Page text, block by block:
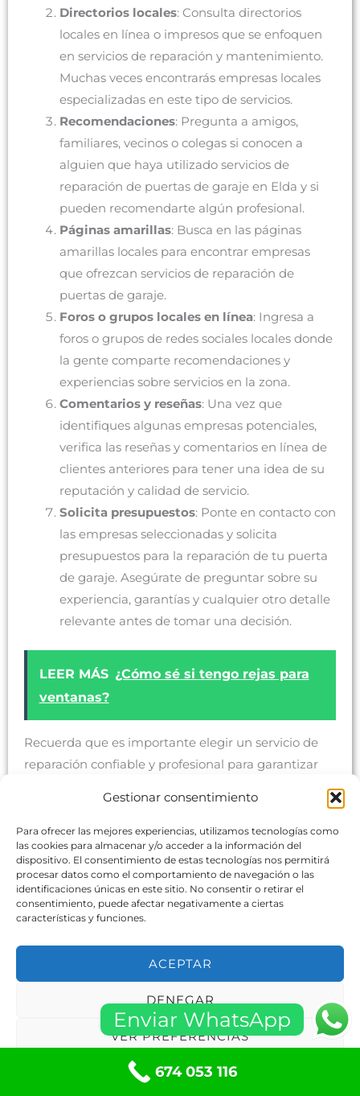
Gestionar consentimiento
Para ofrecer las mejores experiencias, utilizamos tecnologías como
las cookies para almacenar y/o acceder a la información del
dispositivo. El consentimiento de estas tecnologías nos permitirá
procesar datos como el comportamiento de navegación o las
identificaciones únicas en este sitio. No consentir o retirar el
consentimiento, puede afectar negativamente a ciertas
características y funciones.
ACEPTAR
DENEGAR
VER PREFERENCIAS
Política de cookiesPolíticas de privacidad
Directorios locales: Consulta directorios
locales en línea o impresos que se enfoquen
en servicios de reparación y mantenimiento.
Muchas veces encontrarás empresas locales
especializadas en este tipo de servicios.
Recomendaciones: Pregunta a amigos,
familiares, vecinos o colegas si conocen a
alguien que haya utilizado servicios de
reparación de puertas de garaje en Elda y si
pueden recomendarte algún profesional.
Páginas amarillas: Busca en las páginas
amarillas locales para encontrar empresas
que ofrezcan servicios de reparación de
puertas de garaje.
Foros o grupos locales en línea: Ingresa a
foros o grupos de redes sociales locales donde
la gente comparte recomendaciones y
experiencias sobre servicios en la zona.
Comentarios y reseñas: Una vez que
identifiques algunas empresas potenciales,
verifica las reseñas y comentarios en línea de
clientes anteriores para tener una idea de su
reputación y calidad de servicio.
Solicita presupuestos: Ponte en contacto con
las empresas seleccionadas y solicita
presupuestos para la reparación de tu puerta
de garaje. Asegúrate de preguntar sobre su
experiencia, garantías y cualquier otro detalle
relevante antes de tomar una decisión.
LEER MÁS ¿Cómo sé si tengo rejas para
ventanas?
Recuerda que es importante elegir un servicio de
reparación confiable y profesional para garantizar
que la reparación se realice correctamente y que tu
eficiente.
¿Qué pasa cuando la puertas garaje corredera no
cierra bien en Elda?
Cuando las puertas de garaje correderas no cierran
Enviar WhatsApp
674 053 116